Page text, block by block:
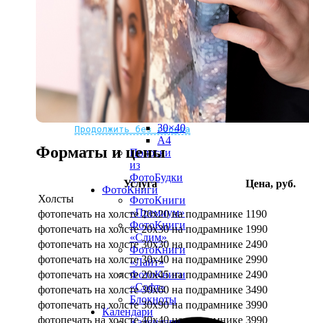
Не нашли Ваш город?
Мы доставляем по всему миру
Продолжить без города
рамке
10х10
10×15
13×18
15×15
15×20
20×20
20×30
30×30
30×40
A4
Полоски
из
ФотоБудки
ФотоКниги
ФотоКниги
«Премиум»
ФотоКниги
«Слим»
ФотоКниги
«Лайт»
ФотоКниги
«Софт»
Блокноты
Календари
Форматы и цены
Услуга
Цена, руб.
Холсты
фотопечать на холсте 20х20 на подрамнике 1190
фотопечать на холсте 20х30 на подрамнике 1990
фотопечать на холсте 30х30 на подрамнике 2490
фотопечать на холсте 30х40 на подрамнике 2990
фотопечать на холсте 20х45 на подрамнике 2490
фотопечать на холсте 30х60 на подрамнике 3490
фотопечать на холсте 30х90 на подрамнике 3990
фотопечать на холсте 40х40 на подрамнике 3990